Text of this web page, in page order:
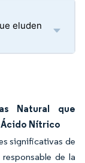
eluden
Natural que
Nítrico
significativas de
de la